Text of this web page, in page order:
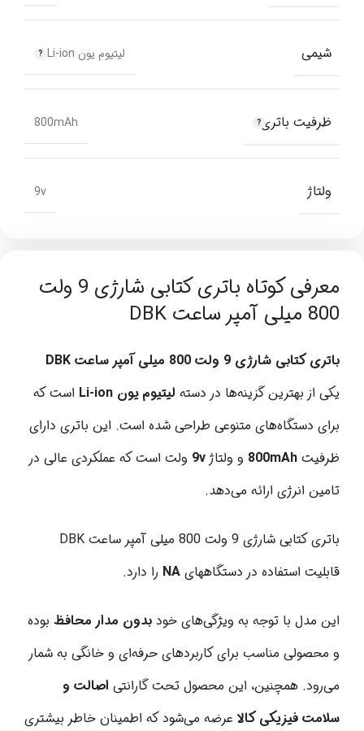
شیمی لیتیوم یون Li-ion
ظرفیت باتری 800mAh
ولتاژ 9v
معرفی کوتاه باتری کتابی شارژی 9 ولت
800 میلی آمپر ساعت DBK
باتری کتابی شارژی 9 ولت 800 میلی آمپر ساعت DBK
یکی از بهترین گزینه‌ها در دسته لیتیوم یون Li-ion
است که
برای دستگاه‌های متنوعی طراحی شده است. این باتری دارای
ظرفیت 800mAh و ولتاژ 9v ولت است که عملکردی عالی در
تامین انرژی ارائه می‌دهد.
باتری کتابی شارژی 9 ولت 800 میلی آمپر ساعت DBK
قابلیت استفاده در دستگاههای NA را دارد.
این مدل با توجه به ویژگی‌های خود بدون مدار محافظ بوده
و محصولی مناسب برای کاربردهای حرفه‌ای و خانگی به شمار
می‌رود. همچنین، این محصول تحت گارانتی اصالت و
سلامت فیزیکی کالا عرضه می‌شود که اطمینان خاطر بیشتری